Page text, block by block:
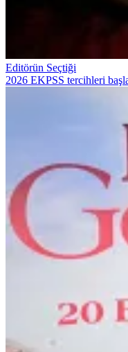
Editörün Seçtiği
2026 EKPSS tercihleri